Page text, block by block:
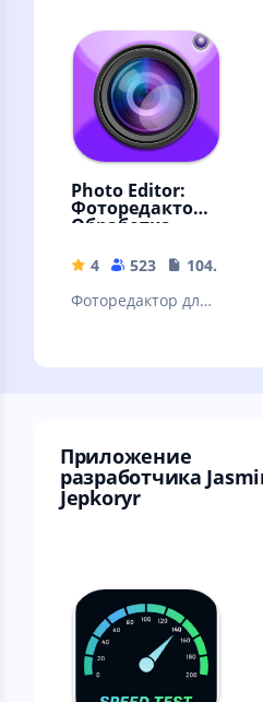
Exif data of your
image
Photo Editor:
Фоторедактор,
Обработка
4 523
104.12 MB
Фоторедактор для
Приложение
разработчика
Jepkoryr